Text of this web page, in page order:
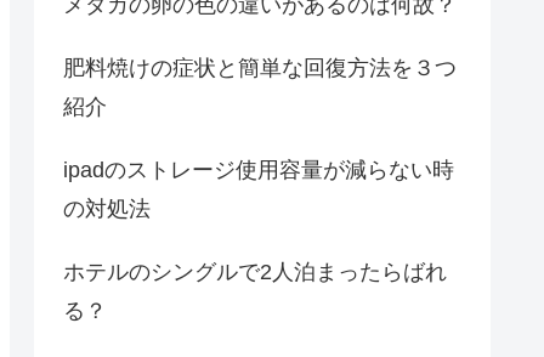
メダカの卵の色の違いがあるのは何故？
肥料焼けの症状と簡単な回復方法を３つ
紹介
ipadのストレージ使用容量が減らない時
の対処法
ホテルのシングルで2人泊まったらばれ
る？